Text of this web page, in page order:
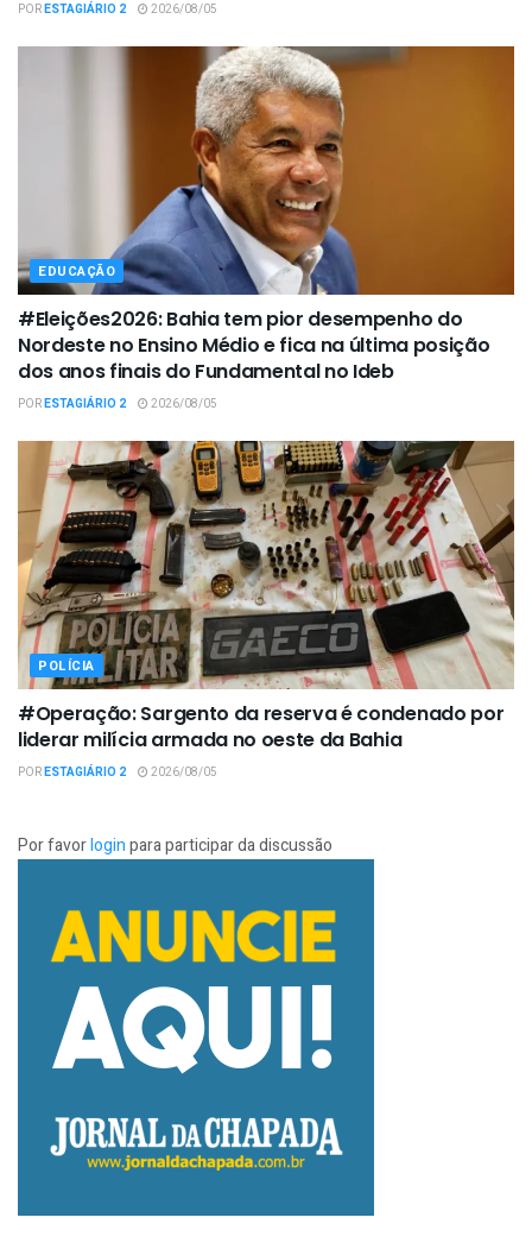
PORESTAGIÁRIO 2 2026/08/05
EDUCAÇÃO
#Eleições2026: Bahia tem pior desempenho do
Nordeste no Ensino Médio e fica na última posição
dos anos finais do Fundamental no Ideb
PORESTAGIÁRIO 2 2026/08/05
POLÍCIA
#Operação: Sargento da reserva é condenado por
liderar milícia armada no oeste da Bahia
PORESTAGIÁRIO 2 2026/08/05
Por favorloginpara participar da discussão